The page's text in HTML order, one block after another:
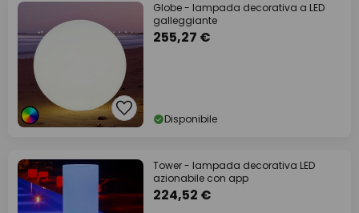
Globe - lampada decorativa a LED
galleggiante
255,27 €
Disponibile
Tower - lampada decorativa LED
azionabile con app
224,52 €